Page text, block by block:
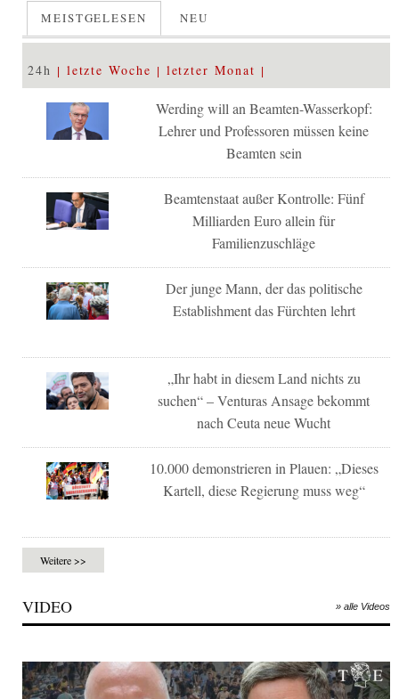
MEISTGELESEN NEU
24h letzte Woche letzter Monat
Werding will an Beamten-Wasserkopf:
Lehrer und Professoren müssen keine
Beamten sein
Beamtenstaat außer Kontrolle: Fünf
Milliarden Euro allein für
Familienzuschläge
Der junge Mann, der das politische
Establishment das Fürchten lehrt
„Ihr habt in diesem Land nichts zu
suchen“ – Venturas Ansage bekommt
nach Ceuta neue Wucht
10.000 demonstrieren in Plauen: „Dieses
Kartell, diese Regierung muss weg“
Weitere >>
VIDEO » alle Videos